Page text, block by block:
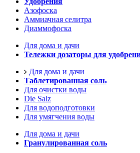
Азофоска
Аммиачная селитра
Диаммофоска
Для дома и дачи
Тележки дозаторы для
Для дома и дачи
Таблетированная соль
Для очистки воды
Die Salz
Для водоподготовки
Для умягчения воды
Для дома и дачи
Гранулированная соль